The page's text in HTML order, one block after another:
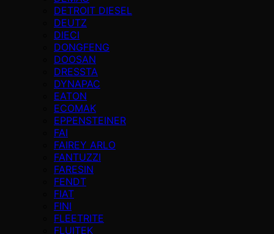
DETROIT DIESEL
DEUTZ
DIECI
DONGFENG
DOOSAN
DRESSTA
DYNAPAC
EATON
ECOMAK
EPPENSTEINER
FAI
FAIREY ARLO
FANTUZZI
FARESIN
FENDT
FIAT
FINI
FLEETRITE
FLUITEK